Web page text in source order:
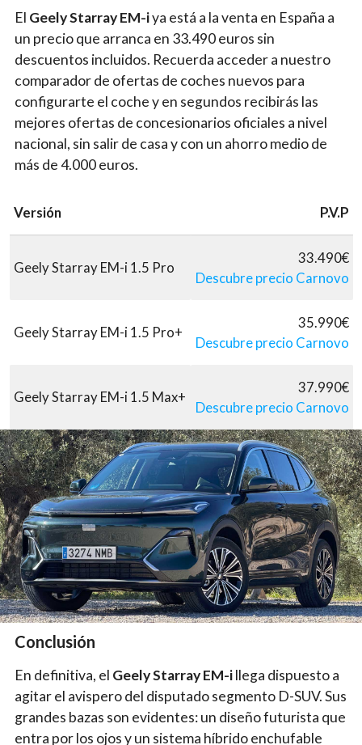
El Geely Starray EM-iya está a la venta en España a
un precio que arranca en 33.490 euros sin
descuentos incluidos. Recuerda acceder a nuestro
comparador de ofertas de coches nuevos para
configurarte el coche y en segundos recibirás las
mejores ofertas de concesionarios oficiales a nivel
nacional, sin salir de casa y con un ahorro medio de
más de 4.000 euros.
Versión P.V.P
Geely Starray EM-i 1.5 Pro
33.490€
Descubre precio Carnovo
Geely Starray EM-i 1.5 Pro+
35.990€
Descubre precio Carnovo
Geely Starray EM-i 1.5 Max+
37.990€
Descubre precio Carnovo
Conclusión
En definitiva, el Geely Starray EM-illega dispuesto a
agitar el avispero del disputado segmento D-SUV. Sus
grandes bazas son evidentes: un diseño futurista que
entra por los ojos y un sistema híbrido enchufable